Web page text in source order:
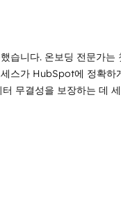
습니다. 온보딩 전문가는
스가 HubSpot에 정확하
무결성을 보장하는 데